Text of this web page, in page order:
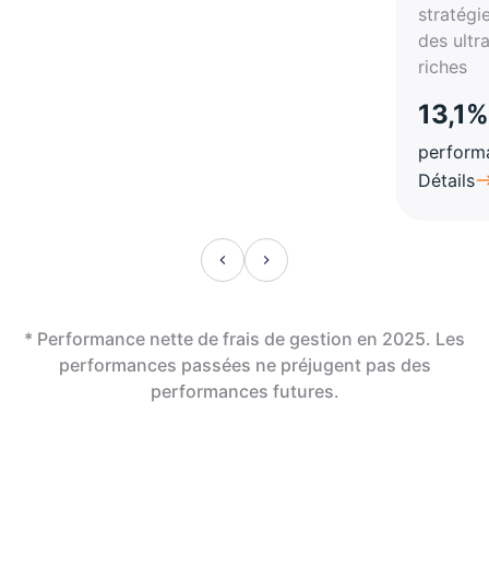
des
riches
13,1%
Détails
* Performance nette de frais de gestion en 2025. Les
performances passées ne préjugent pas des
performances futures.